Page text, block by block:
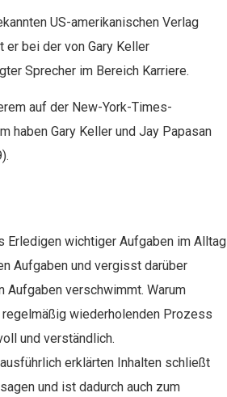
US-amerikanischen Verlag
er bei der von Gary Keller
Sprecher im Bereich Karriere.
auf der New-York-Times-
haben Gary Keller und Jay Papasan
Erledigen wichtiger Aufgaben im Alltag
Aufgaben und vergisst darüber
verschwimmt. Warum
wiederholenden Prozess
und verständlich.
erklärten Inhalten schließt
und ist dadurch auch zum